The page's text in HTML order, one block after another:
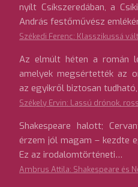
nyílt Csíkszeredában, a
András festőművész
Székedi Ferenc: Klasszikussá vált
Az elmúlt héten a román
amelyek megsértették az
az egyikről biztosan
Székely Ervin: Lassú drónok,
Shakespeare halott;
érzem jól magam – kezdte
Ez az irodalomtörténeti…
Ambrus Attila: Shakespeare és